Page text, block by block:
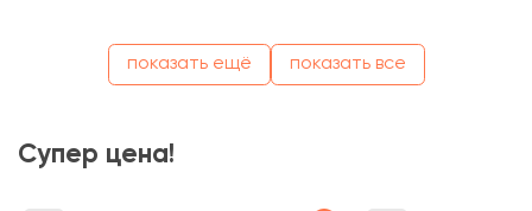
показать ещё показать все
Супер цена!